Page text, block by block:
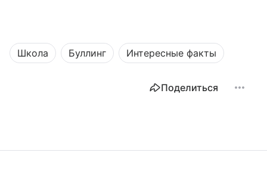
Школа Буллинг Интересные факты
Поделиться